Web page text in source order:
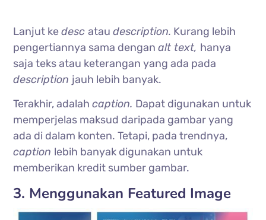
Lanjut kedescataudescription. Kurang lebih
pengertiannya sama denganalt text, hanya
saja teks atau keterangan yang ada pada
description jauh lebih banyak.
Terakhir, adalahcaption. Dapat digunakan untuk
memperjelas maksud daripada gambar yang
ada di dalam konten. Tetapi, pada trendnya,
caption lebih banyak digunakan untuk
memberikan kredit sumber gambar.
3. Menggunakan Featured Image